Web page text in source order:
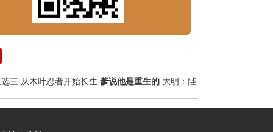
三 从木叶忍者开始长生 爹说他是重生的 大明：陛